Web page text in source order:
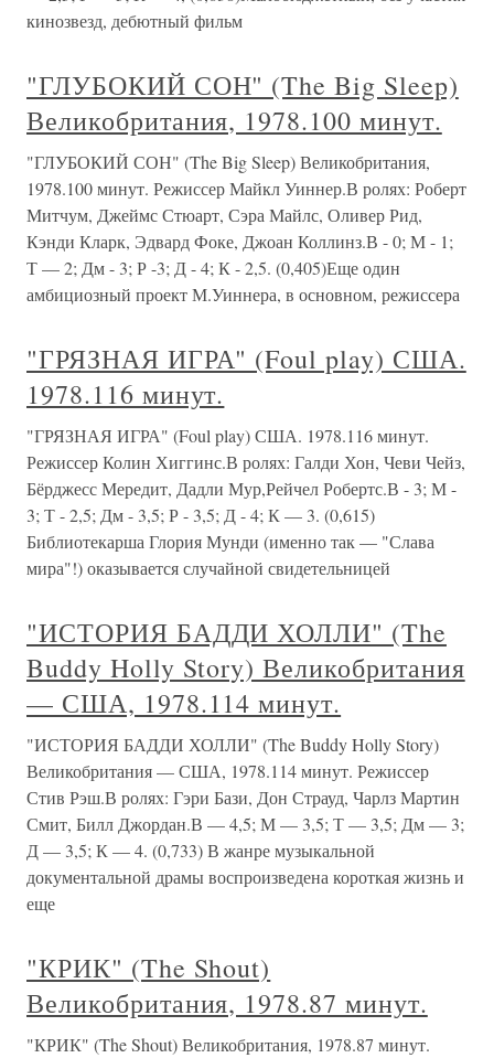
кинозвезд, дебютный фильм
"ГЛУБОКИЙ СОН" (The Big Sleep)
Великобритания, 1978.100 минут.
"ГЛУБОКИЙ СОН" (The Big Sleep) Великобритания,
1978.100 минут. Режиссер Майкл Уиннер.В ролях: Роберт
Митчум, Джеймс Стюарт, Сэра Майлс, Оливер Рид,
Кэнди Кларк, Эдвард Фоке, Джоан Коллинз.В - 0; М - 1;
Т — 2; Дм - 3; Р -3; Д - 4; К - 2,5. (0,405)Еще один
амбициозный проект М.Уиннера, в основном, режиссера
"ГРЯЗНАЯ ИГРА" (Foul play) США.
1978.116 минут.
"ГРЯЗНАЯ ИГРА" (Foul play) США. 1978.116 минут.
Режиссер Колин Хиггинс.В ролях: Галди Хон, Чеви Чейз,
Бёрджесс Мередит, Дадли Мур,Рейчел Робертс.В - 3; М -
3; Т - 2,5; Дм - 3,5; Р - 3,5; Д - 4; К — 3. (0,615)
Библиотекарша Глория Мунди (именно так — "Слава
мира"!) оказывается случайной свидетельницей
"ИСТОРИЯ БАДДИ ХОЛЛИ" (The
Buddy Holly Story) Великобритания
— США, 1978.114 минут.
"ИСТОРИЯ БАДДИ ХОЛЛИ" (The Buddy Holly Story)
Великобритания — США, 1978.114 минут. Режиссер
Стив Рэш.В ролях: Гэри Бази, Дон Страуд, Чарлз Мартин
Смит, Билл Джордан.В — 4,5; М — 3,5; Т — 3,5; Дм — 3;
Д — 3,5; К — 4. (0,733) В жанре музыкальной
документальной драмы воспроизведена короткая жизнь и
еще
"КРИК" (The Shout)
Великобритания, 1978.87 минут.
"КРИК" (The Shout) Великобритания, 1978.87 минут.